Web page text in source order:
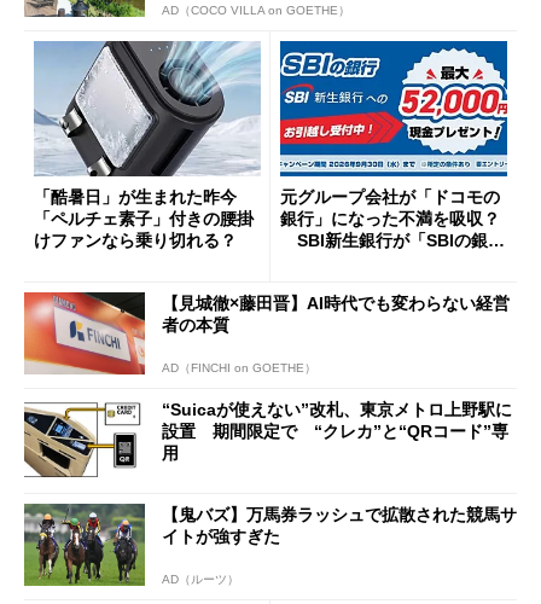
AD（COCO VILLA on GOETHE）
「酷暑日」が生まれた昨今
「ペルチェ素子」付きの腰掛
けファンなら乗り切れる？
元グループ会社が「ドコモの
銀行」になった不満を吸収？
SBI新生銀行が「SBIの銀
開催
【見城徹×藤田晋】AI時代でも変わらない経営
者の本質
AD（FINCHI on GOETHE）
“Suicaが使えない”改札、東京メトロ上野駅に
設置 期間限定で “クレカ”と“QRコード”専
用
【鬼バズ】万馬券ラッシュで拡散された競馬サ
イトが強すぎた
AD（ルーツ）